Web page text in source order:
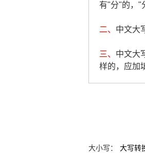
有"分"的，"
二、 中文大
三、 中文大
样的，应加
大小写： 大写转